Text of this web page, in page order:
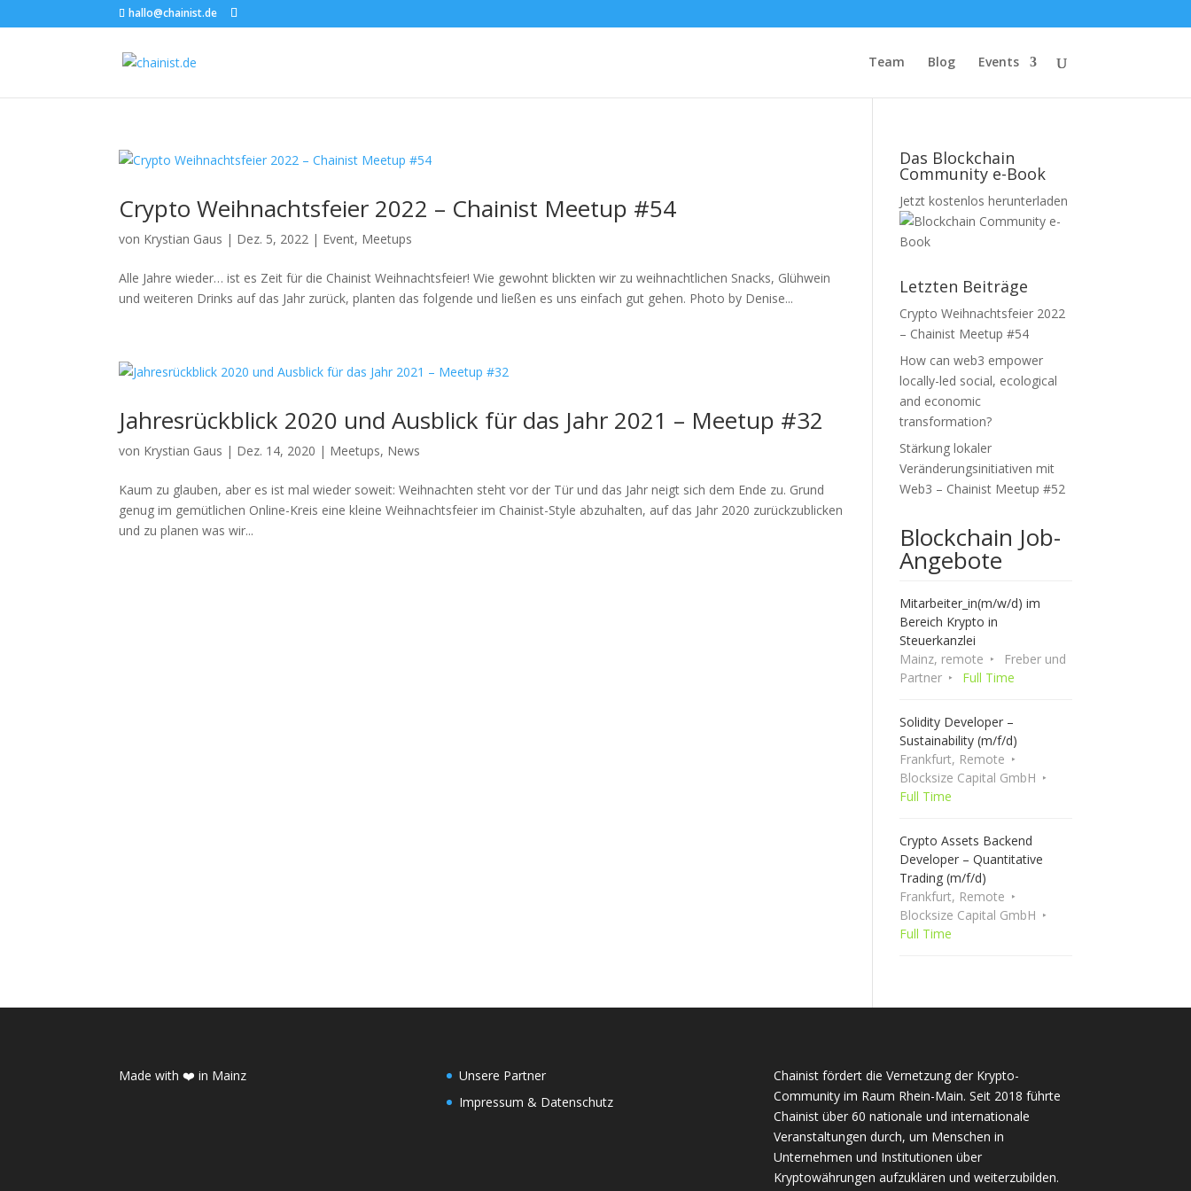
hallo@chainist.de
Team Blog Events
Crypto Weihnachtsfeier 2022 – Chainist Meetup #54
von Krystian Gaus | Dez. 5, 2022 | Event, Meetups
Alle Jahre wieder… ist es Zeit für die Chainist Weihnachtsfeier! Wie gewohnt blickten wir zu weihnachtlichen Snacks, Glühwein
und weiteren Drinks auf das Jahr zurück, planten das folgende und ließen es uns einfach gut gehen. Photo by Denise...
Jahresrückblick 2020 und Ausblick für das Jahr 2021 – Meetup #32
von Krystian Gaus | Dez. 14, 2020 | Meetups, News
Kaum zu glauben, aber es ist mal wieder soweit: Weihnachten steht vor der Tür und das Jahr neigt sich dem Ende zu. Grund
genug im gemütlichen Online-Kreis eine kleine Weihnachtsfeier im Chainist-Style abzuhalten, auf das Jahr 2020 zurückzublicken
und zu planen was wir...
Das Blockchain
Community e-Book
Jetzt kostenlos herunterladen
Letzten Beiträge
Crypto Weihnachtsfeier 2022
– Chainist Meetup #54
How can web3 empower
locally-led social, ecological
and economic
transformation?
Stärkung lokaler
Veränderungsinitiativen mit
Web3 – Chainist Meetup #52
Blockchain Job-
Angebote
Mitarbeiter_in(m/w/d) im
Bereich Krypto in
Steuerkanzlei
Mainz, remote
Freber und
Partner
Full Time
Solidity Developer –
Sustainability (m/f/d)
Frankfurt, Remote
Blocksize Capital GmbH
Full Time
Crypto Assets Backend
Developer – Quantitative
Trading (m/f/d)
Frankfurt, Remote
Blocksize Capital GmbH
Full Time
Made with ❤️ in Mainz
Unsere Partner
Impressum & Datenschutz
Chainist fördert die Vernetzung der Krypto-
Community im Raum Rhein-Main. Seit 2018 führte
Chainist über 60 nationale und internationale
Veranstaltungen durch, um Menschen in
Unternehmen und Institutionen über
Kryptowährungen aufzuklären und weiterzubilden.